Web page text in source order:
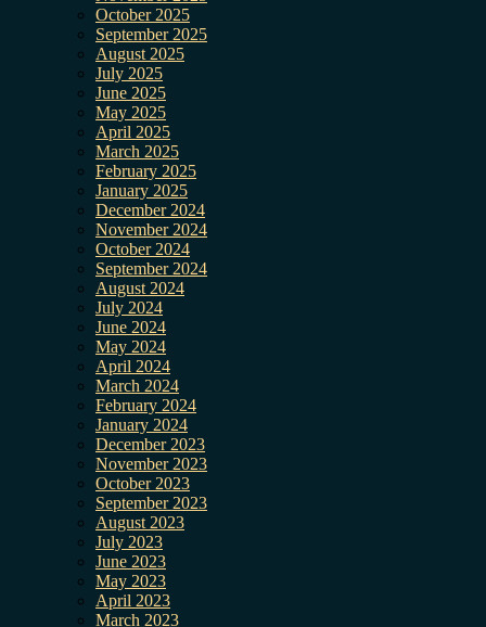
October 2025
September 2025
August 2025
July 2025
June 2025
May 2025
April 2025
March 2025
February 2025
January 2025
December 2024
November 2024
October 2024
September 2024
August 2024
July 2024
June 2024
May 2024
April 2024
March 2024
February 2024
January 2024
December 2023
November 2023
October 2023
September 2023
August 2023
July 2023
June 2023
May 2023
April 2023
March 2023